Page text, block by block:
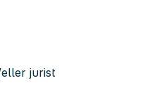
jurist